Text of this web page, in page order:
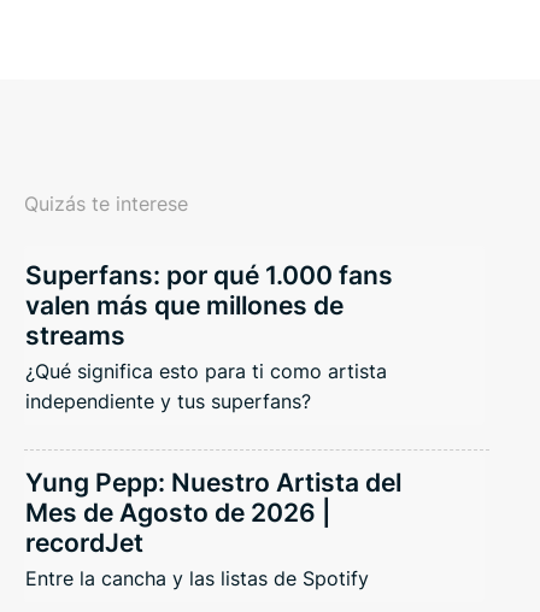
Quizás te interese
Superfans: por qué 1.000 fans
valen más que millones de
streams
¿Qué significa esto para ti como artista
independiente y tus superfans?
Yung Pepp: Nuestro Artista del
Mes de Agosto de 2026 |
recordJet
Entre la cancha y las listas de Spotify